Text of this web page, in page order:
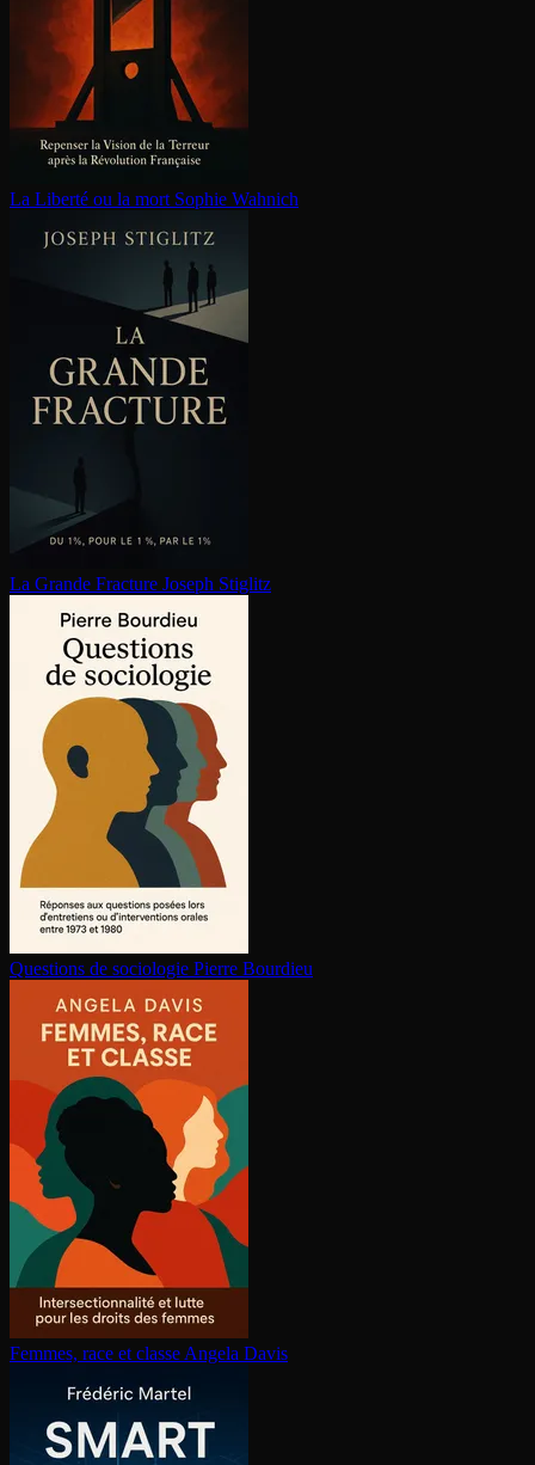
La Liberté ou la mort Sophie Wahnich
La Grande Fracture Joseph Stiglitz
Questions de sociologie Pierre Bourdieu
Femmes, race et classe Angela Davis